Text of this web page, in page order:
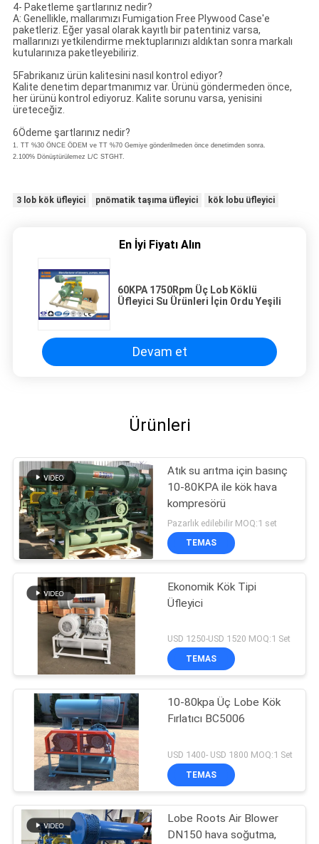
4- Paketleme şartlarınız nedir?
A: Genellikle, mallarımızı Fumigation Free Plywood Case'e
paketleriz. Eğer yasal olarak kayıtlı bir patentiniz varsa,
mallarınızı yetkilendirme mektuplarınızı aldıktan sonra markalı
kutularınıza paketleyebiliriz.
5Fabrikanız ürün kalitesini nasıl kontrol ediyor?
Kalite denetim departmanımız var. Ürünü göndermeden önce,
her ürünü kontrol ediyoruz. Kalite sorunu varsa, yenisini
üreteceğiz.
6Ödeme şartlarınız nedir?
1. TT %30 ÖNCE ÖDEM ve TT %70 Gemiye gönderilmeden önce denetimden sonra.
2.100% Dönüştürülemez L/C STGHT.
3 lob kök üfleyici pnömatik taşıma üfleyici kök lobu üfleyici
En İyi Fiyatı Alın
60KPA 1750Rpm Üç Lob Köklü
Üfleyici Su Ürünleri İçin Ordu Yeşili
Devam et
Ürünleri
Atık su arıtma için basınç
10-80KPA ile kök hava
kompresörü
Pazarlık edilebilir MOQ:1 set
TEMAS
Ekonomik Kök Tipi
Üfleyici
USD 1250-USD 1520 MOQ:1 Set
TEMAS
10-80kpa Üç Lobe Kök
Fırlatıcı BC5006
USD 1400- USD 1800 MOQ:1 Set
TEMAS
Lobe Roots Air Blower
DN150 hava soğutma,